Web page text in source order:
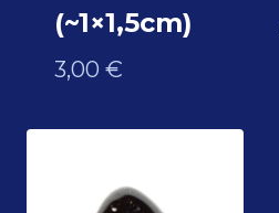
(~1×1,5cm)
3,00 €